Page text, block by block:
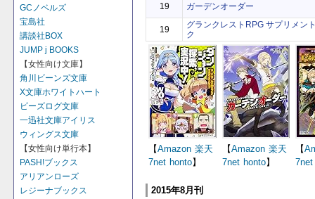
GCノベルズ
宝島社
講談社BOX
JUMP j BOOKS
【女性向け文庫】
角川ビーンズ文庫
X文庫ホワイトハート
ビーズログ文庫
一迅社文庫アイリス
ウィングス文庫
【女性向け単行本】
PASH!ブックス
アリアンローズ
レジーナブックス
19 ガーデンオーダー
19
グランクレストRPG サプリメ
ク
【Amazon 楽天
7net honto】
【Amazon 楽天
7net honto】
【
7net
2015年8月刊